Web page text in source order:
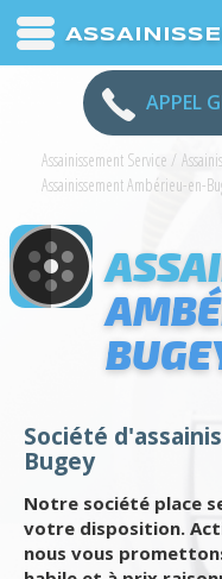
APPEL
Assainissement Service /
Assainissement Ambérieu-en-
Société
Bugey
Notre société place
votre disposition.
nous vous